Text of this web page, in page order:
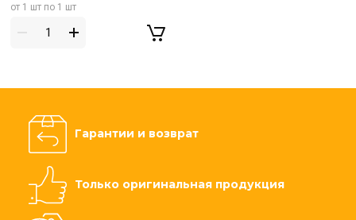
от 1 шт по 1 шт
Гарантии и возврат
Только оригинальная продукция